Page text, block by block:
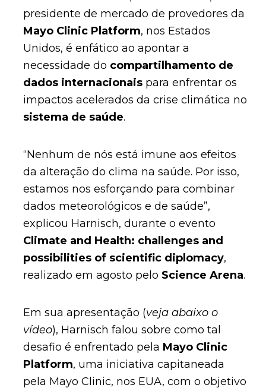
presidente de mercado de provedores da
Mayo Clinic Platform, nos Estados
Unidos, é enfático ao apontar a
necessidade do compartilhamento de
dados internacionaispara enfrentar os
impactos acelerados da crise climática no
sistema de saúde.
“Nenhum de nós está imune aos efeitos
da alteração do clima na saúde. Por isso,
estamos nos esforçando para combinar
dados meteorológicos e de saúde”,
explicou Harnisch, durante o evento
Climate and Health: challenges and
possibilities of scientific diplomacy,
realizado em agosto pelo Science Arena.
Em sua apresentação (veja abaixo o
vídeo), Harnisch falou sobre como tal
desafio é enfrentado pela Mayo Clinic
Platform, uma iniciativa capitaneada
pela Mayo Clinic, nos EUA, com o objetivo